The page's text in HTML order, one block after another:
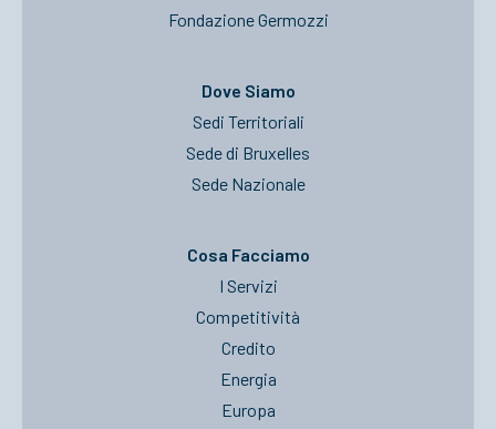
Fondazione Germozzi
Dove Siamo
Sedi Territoriali
Sede di Bruxelles
Sede Nazionale
Cosa Facciamo
I Servizi
Competitività
Credito
Energia
Europa